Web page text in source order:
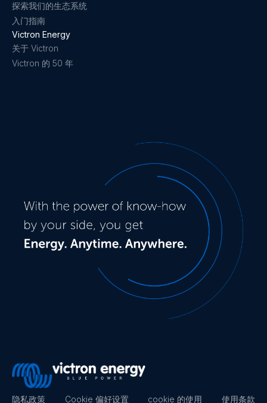
探索我们的生态系统
入门指南
Victron Energy
关于 Victron
Victron 的 50 年
隐私政策 Cookie 偏好设置 cookie 的使用 使用条款